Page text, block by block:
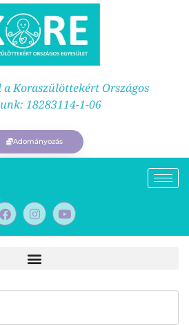
a Koraszülöttekért Országos
18283114-1-06
Adományozás